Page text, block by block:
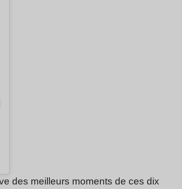
des meilleurs moments de ces dix